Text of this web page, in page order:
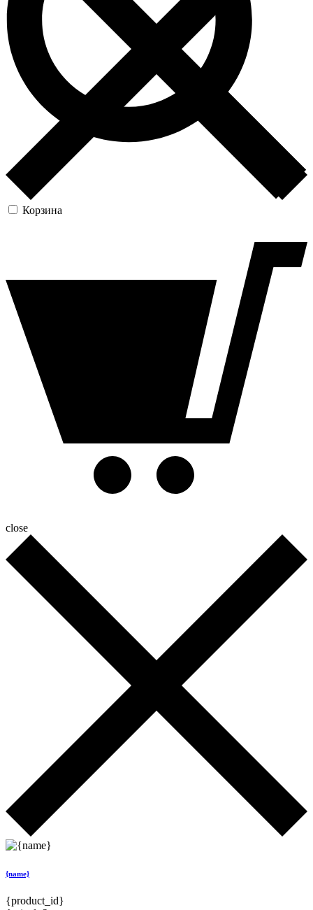
Корзина
close
{name}
{product_id}